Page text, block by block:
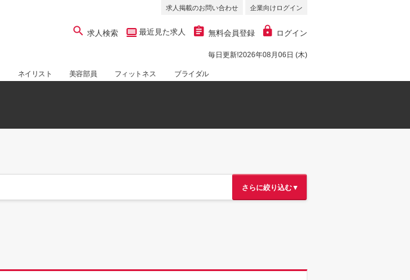
求人掲載のお問い合わせ 企業向けログイン
求人検索 最近見た求人 無料会員登録 ログイン
毎日更新!2026年08月06日 (木)
ネイリスト 美容部員 フィットネス ブライダル
さらに絞り込む▼